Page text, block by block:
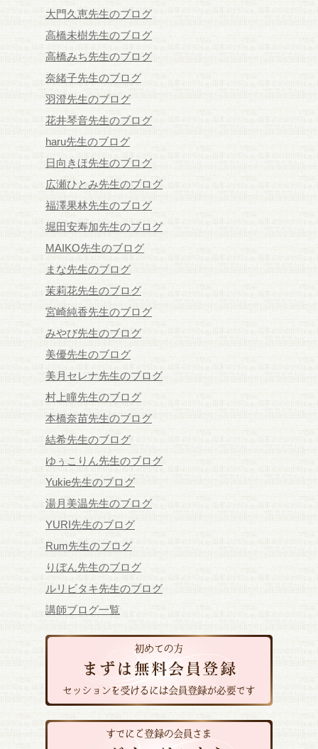
大門久恵先生のブログ
高橋未樹先生のブログ
高橋みち先生のブログ
奈緒子先生のブログ
羽澄先生のブログ
花井琴音先生のブログ
haru先生のブログ
日向きほ先生のブログ
広瀬ひとみ先生のブログ
福澤果林先生のブログ
堀田安寿加先生のブログ
MAIKO先生のブログ
まな先生のブログ
茉莉花先生のブログ
宮崎純香先生のブログ
みやび先生のブログ
美優先生のブログ
美月セレナ先生のブログ
村上瞳先生のブログ
本橋奈苗先生のブログ
結希先生のブログ
ゆぅこりん先生のブログ
Yukie先生のブログ
湯月美温先生のブログ
YURI先生のブログ
Rum先生のブログ
りぼん先生のブログ
ルリビタキ先生のブログ
講師ブログ一覧